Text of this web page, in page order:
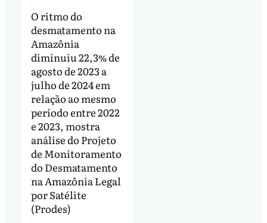
O ritmo do
desmatamento na
Amazônia
diminuiu 22,3% de
agosto de 2023 a
julho de 2024 em
relação ao mesmo
período entre 2022
e 2023, mostra
análise do Projeto
de Monitoramento
do Desmatamento
na Amazônia Legal
por Satélite
(Prodes)